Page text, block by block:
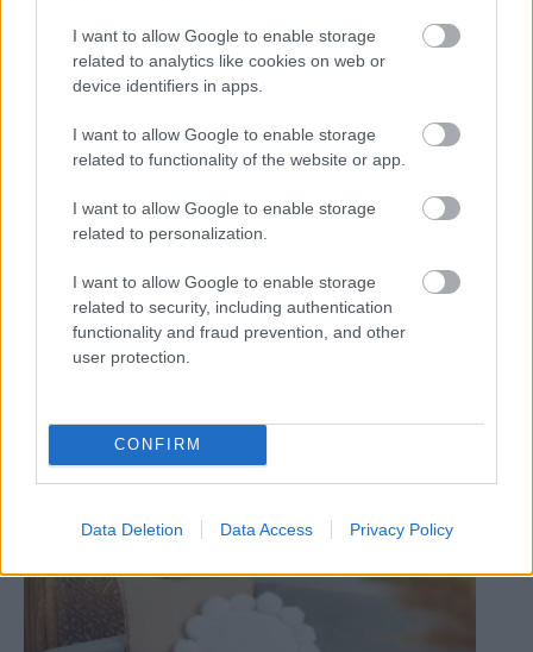
I want to allow Google to enable storage
related to analytics like cookies on web or
device identifiers in apps.
I want to allow Google to enable storage
related to functionality of the website or app.
I want to allow Google to enable storage
related to personalization.
I want to allow Google to enable storage
related to security, including authentication
functionality and fraud prevention, and other
user protection.
CONFIRM
Data Deletion Data Access Privacy Policy
Obraz na mieru vášho interiéru? Žiadny